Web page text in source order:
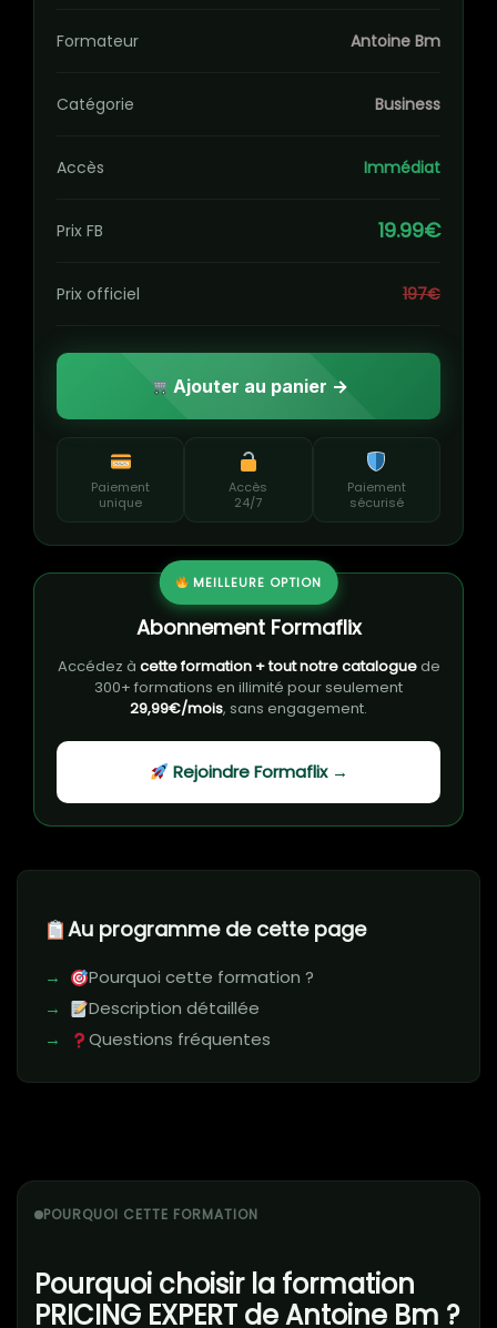
Au programme de cette page
Pourquoi cette formation ?
Description détaillée
Questions fréquentes
POURQUOI CETTE FORMATION
Pourquoi choisir la formation
PRICING EXPERT de Antoine Bm ?
Formateur Antoine Bm
Catégorie Business
Accès Immédiat
Prix FB 19.99€
Prix officiel 197€
Ajouter au panier →
Paiement
unique
Accès
24/7
Paiement
sécurisé
MEILLEURE OPTION
Abonnement Formaflix
Accédez à cette formation + tout notre cataloguede
300+ formations en illimité pour seulement
29,99€/mois, sans engagement.
Rejoindre Formaflix →